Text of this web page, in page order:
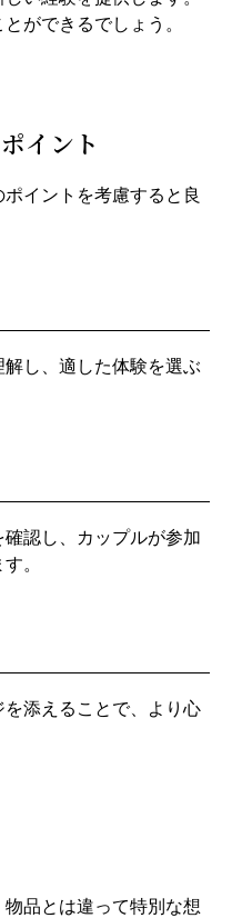
ができるでしょう。
イント
イントを考慮すると良
し、適した体験を選ぶ
認し、カップルが参加
。
添えることで、より心
品とは違って特別な想